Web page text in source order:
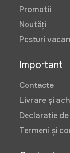
Promotii
Noutăți
Posturi
Important
Contacte
Livrare și
Declarație
Termeni și